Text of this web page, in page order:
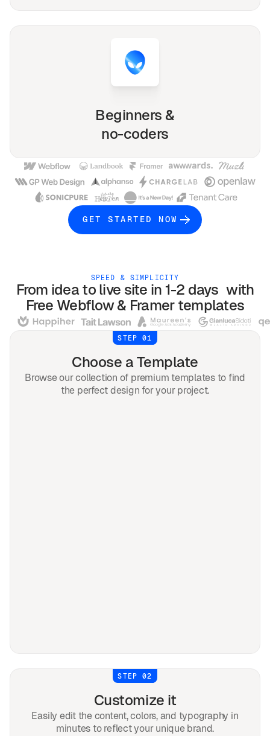
Beginners &
no-coders
GET STARTED NOW
SPEED & SIMPLICITY
From idea to live site in 1-2 days with
Free Webflow & Framertemplates
STEP 01
Choose a Template
Browse our collection of premium templates to find
the perfect design for your project.
STEP 02
Customize it
Easily edit the content, colors, and typography in
minutes to reflect your unique brand.